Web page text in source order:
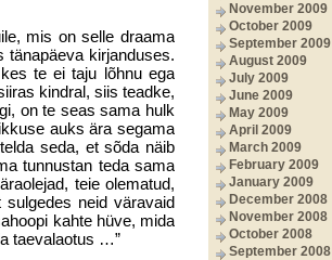
November 2009
October 2009
September 2009
August 2009
July 2009
June 2009
May 2009
April 2009
March 2009
February 2009
January 2009
December 2008
November 2008
October 2008
September 2008
mis on selle draama
tänapäeva kirjanduses.
te ei taju lõhnu ega
kindral, siis teadke,
on te seas sama hulk
auks ära segama
seda, et sõda näib
tunnustan teda sama
teie olematud,
sulgedes neid väravaid
kahte hüve, mida
taevalaotus …”